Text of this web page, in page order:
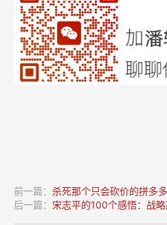
前一篇： 杀死那个只会砍价的拼多多
后一篇： 宋志平的100个感悟：战略